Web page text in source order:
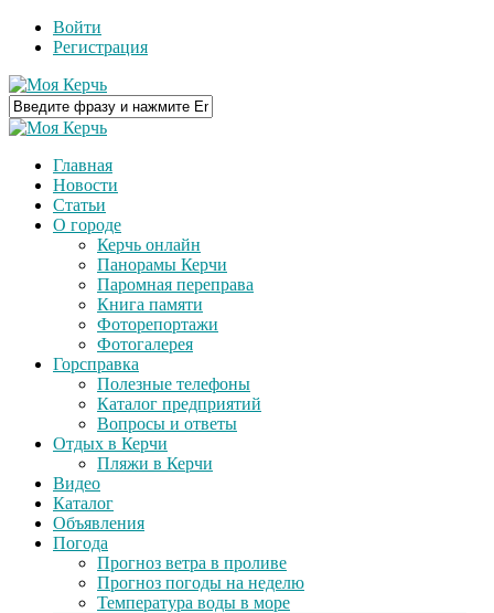
Войти
Регистрация
Главная
Новости
Статьи
О городе
Керчь онлайн
Панорамы Керчи
Паромная переправа
Книга памяти
Фоторепортажи
Фотогалерея
Горсправка
Полезные телефоны
Каталог предприятий
Вопросы и ответы
Отдых в Керчи
Пляжи в Керчи
Видео
Каталог
Объявления
Погода
Прогноз ветра в проливе
Прогноз погоды на неделю
Температура воды в море